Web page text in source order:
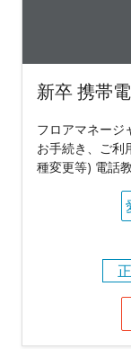
新卒 携帯
フロアマネージ
お手続き、ご利
種変更等) 電話